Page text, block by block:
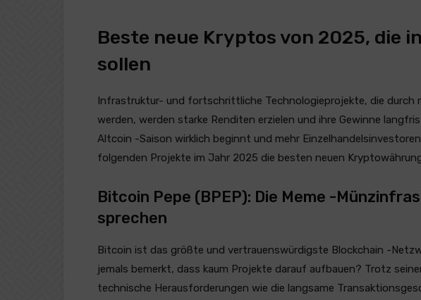
Beste neue Kryptos von 2025, die
sollen
Infrastruktur- und fortschrittliche Technologieprojekte, die durch
werden, werden starke Renditen erzielen und ihre Gewinne
Altcoin -Saison wirklich beginnt und mehr
folgenden Projekte im Jahr 2025 die besten neuen
Bitcoin Pepe (BPEP): Die Meme -
sprechen
Bitcoin ist das größte und vertrauenswürdigste Blockchain -
jemals bemerkt, dass kaum Projekte darauf aufbauen? Trotz
technische Herausforderungen wie die langsame